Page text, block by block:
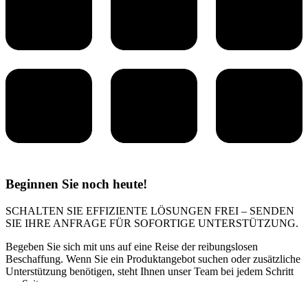
Beginnen Sie noch heute!
SCHALTEN SIE EFFIZIENTE LÖSUNGEN FREI – SENDEN
SIE IHRE ANFRAGE FÜR SOFORTIGE UNTERSTÜTZUNG.
Begeben Sie sich mit uns auf eine Reise der reibungslosen
Beschaffung. Wenn Sie ein Produktangebot suchen oder zusätzliche
Unterstützung benötigen, steht Ihnen unser Team bei jedem Schritt